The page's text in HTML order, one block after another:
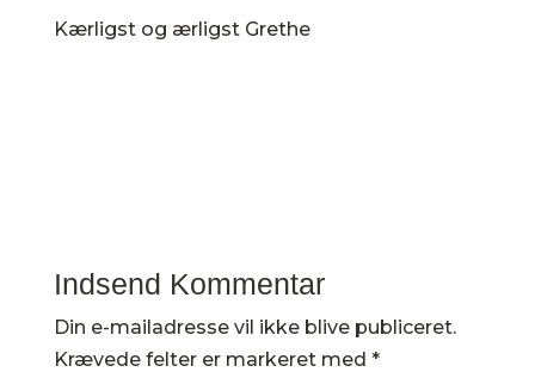
Kærligst og ærligst Grethe
Indsend Kommentar
Din e-mailadresse vil ikke blive publiceret.
Krævede felter er markeret med *